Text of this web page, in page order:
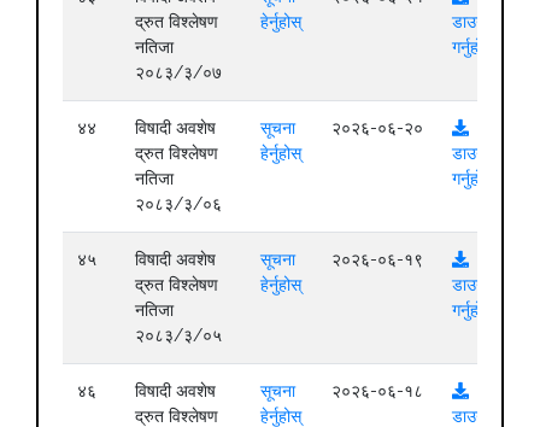
द्रुत विश्लेषण
नतिजा
२०८३/३/०७
हेर्नुहोस्
डाउनलोड
गर्नुहोस्
४४
विषादी अवशेष
द्रुत विश्लेषण
नतिजा
२०८३/३/०६
सूचना
हेर्नुहोस्
२०२६-०६-२०
डाउनलोड
गर्नुहोस्
४५
विषादी अवशेष
द्रुत विश्लेषण
नतिजा
२०८३/३/०५
सूचना
हेर्नुहोस्
२०२६-०६-१९
डाउनलोड
गर्नुहोस्
४६
विषादी अवशेष
द्रुत विश्लेषण
सूचना
हेर्नुहोस्
२०२६-०६-१८
डाउनलोड